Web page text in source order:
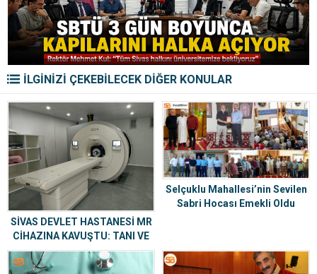
İLGİNİZİ ÇEKEBİLECEK DİĞER KONULAR
SİVAS DEVLET HASTANESİ MR
CİHAZINA KAVUŞTU: TANI VE
TEDAVİDE YENİ DÖNEM
Selçuklu Mahallesi’nin Sevilen
Sabri Hocası Emekli Oldu